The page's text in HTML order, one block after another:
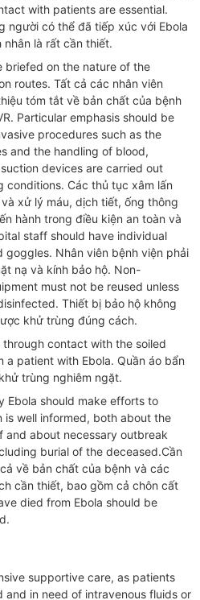
with patients are essential.
người có thể đã tiếp xúc với Ebola
là rất cần thiết.
briefed on the nature of the
routes. Tất cả các nhân viên
tóm tắt về bản chất của bệnh
Particular emphasis should be
procedures such as the
and the handling of blood,
devices are carried out
conditions. Các thủ tục xâm lấn
xử lý máu, dịch tiết, ống thông
hành trong điều kiện an toàn và
staff should have individual
goggles. Nhân viên bệnh viện phải
nạ và kính bảo hộ. Non-
must not be reused unless
Thiết bị bảo hộ không
khử trùng đúng cách.
contact with the soiled
a patient with Ebola. Quần áo bẩn
trùng nghiêm ngặt.
Ebola should make efforts to
is well informed, both about the
and about necessary outbreak
burial of the deceased.Cần
về bản chất của bệnh và các
cần thiết, bao gồm cả chôn cất
died from Ebola should be
supportive care, as patients
in need of intravenous fluids or